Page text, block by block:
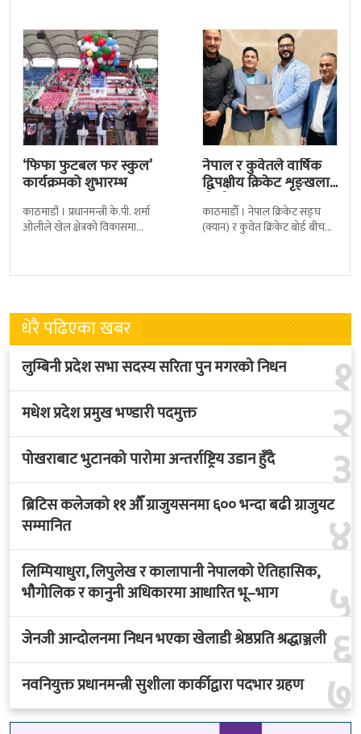
‘फिफा फुटबल फर स्कुल’
कार्यक्रमको शुभारम्भ
काठमाडौं । प्रधानमन्त्री के.पी. शर्मा
ओलीले खेल क्षेत्रको विकासमा
फुटबल संघ
नेपाल र कुवेतले वार्षिक
द्विपक्षीय क्रिकेट शृङ्खला
खेल्ने
काठमाडाैँ । नेपाल क्रिकेट सङ्घ
(क्यान) र कुवेत क्रिकेट बोर्ड बीच
भएकाे
धेरै पढिएका खबर
१
लुम्बिनी प्रदेश सभा सदस्य सरिता पुन मगरको निधन
२
मधेश प्रदेश प्रमुख भण्डारी पदमुक्त
३
पोखराबाट भुटानको पारोमा अन्तर्राष्ट्रिय उडान हुँदै
४
ब्रिटिस कलेजको ११ औँ ग्राजुयसनमा ६०० भन्दा बढी ग्राजुयट
सम्मानित
५
लिम्पियाधुरा, लिपुलेख र कालापानी नेपालको ऐतिहासिक,
भौगोलिक र कानुनी अधिकारमा आधारित भू–भाग
६
जेनजी आन्दोलनमा निधन भएका खेलाडी श्रेष्ठप्रति श्रद्धाञ्जली
७
नवनियुक्त प्रधानमन्त्री सुशीला कार्कीद्वारा पदभार ग्रहण